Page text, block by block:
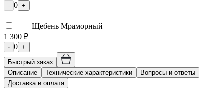
- 0 +
Щебень Мраморный
1 300 ₽
- 0 +
Быстрый заказ
Описание
Технические характеристики
Вопросы и ответы
Доставка и оплата